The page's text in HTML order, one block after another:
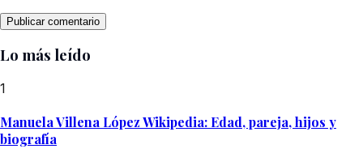
Lo más leído
1
Manuela Villena López Wikipedia: Edad, pareja, hijos y
biografía